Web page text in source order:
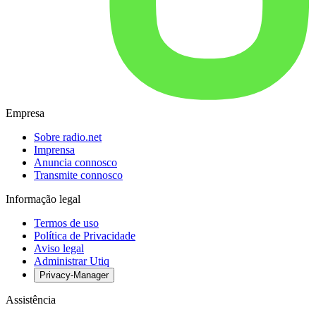
Empresa
Sobre radio.net
Imprensa
Anuncia connosco
Transmite connosco
Informação legal
Termos de uso
Política de Privacidade
Aviso legal
Administrar Utiq
Privacy-Manager
Assistência